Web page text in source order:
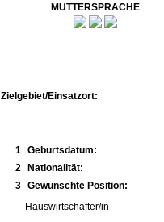
MUTTERSPRACHE
Zielgebiet/Einsatzort:
1
Geburtsdatum:
2
Nationalität:
3
Gewünschte Position:
Hauswirtschafter/in